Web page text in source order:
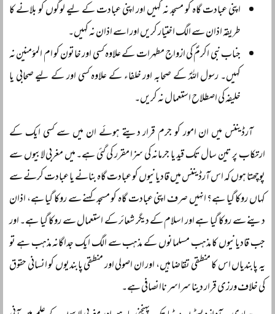
اپنی عبادت گاہ کو مسجد نہ کہیں اور اپنی عبادت کے لیے لوگوں کو بلانے کا
طریقہ اذان سے الگ اختیار کریں اور اسے اذان نہ کہیں۔
جناب نبی اکرمؐ کی ازواج مطہرات کے علاوہ کسی اور خاتون کو ام المؤمنین نہ
کہیں۔ رسول اللہؐ کے صحابہ اور خلفاء کے علاوہ کسی اور کے لیے صحابی یا
خلیفہ کی اصطلاح استعمال نہ کریں۔
آرڈیننس میں ان امور کو جرم قرار دیتے ہوئے ان میں سے کسی ایک کے
ارتکاب پر تین سال تک قید یا جرمانہ کی سزا مقرر کی گئی ہے۔ میں مغربی لابیوں سے
پوچھتا ہوں کہ اس آرڈیننس میں قادیانیوں کو عبادت گاہ بنانے یا عبادت کرنے سے
کہاں روکا گیا ہے؟ انہیں صرف اپنی عبادت گاہ کو مسجد کہنے سے روکا گیا ہے، اذان
دینے سے روکا گیا ہے اور اسلام کے دیگر شعائر کے استعمال سے روکا گیا ہے۔ اور
جب قادیانیوں کا مذہب مسلمانوں کے مذہب سے الگ ایک جداگانہ مذہب ہے تو
یہ پابندیاں اس کا منطقی تقاضا ہیں، اور ان اصولی اور منطقی پابندیوں کو انسانی حقوق
کی خلاف ورزی قرار دینا سراسر ناانصافی ہے۔